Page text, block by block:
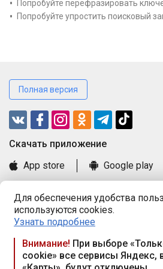
Для обеспечения удобства
используются cookies.
Узнать подробнее
Внимание! При выборе
cookie» все сервисы Яндекс,
Попробуйте перефразировать
Попробуйте упростить поисковый
Полная версия
Cкачать приложение
App store
Google play
Книга замечаний и предложений
Правила и документы
Praca.by © 2000—2026, ООО «ПРАЦА
Республика Беларусь, 220114, г.
117а, пом. № 9.